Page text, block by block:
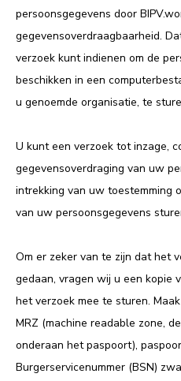
persoonsgegevens door
gegevensoverdraagbaarheid.
verzoek kunt indienen om de
beschikken in een
u genoemde organisatie, te
U kunt een verzoek tot inzage,
gegevensoverdraging van uw
intrekking van uw toestemming
van uw persoonsgegevens
Om er zeker van te zijn dat het
gedaan, vragen wij u een kopie
het verzoek mee te sturen.
MRZ (machine readable zone,
onderaan het paspoort),
Burgerservicenummer (BSN)